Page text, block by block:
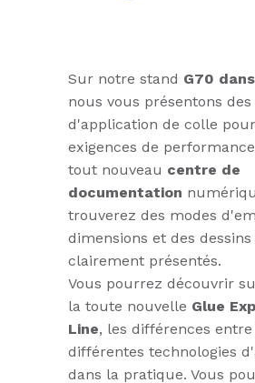
Sur notre stand G70
nous vous présentons des
d'application de colle
exigences de
tout nouveau centre de
documentation
trouverez des modes
dimensions et des
clairement présentés.
Vous pourrez découvrir
la toute nouvelle Glue
Line, les différences entre
différentes technologies
dans la pratique. Vous